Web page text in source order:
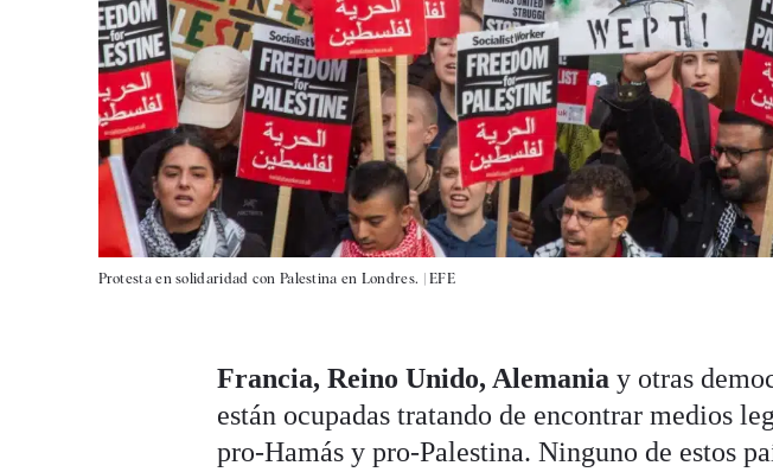
Protesta en solidaridad con Palestina en Londres. |EFE
Francia, Reino Unido, Alemania y otras
están ocupadas tratando de encontrar medios
pro-Hamás y pro-Palestina. Ninguno de estos